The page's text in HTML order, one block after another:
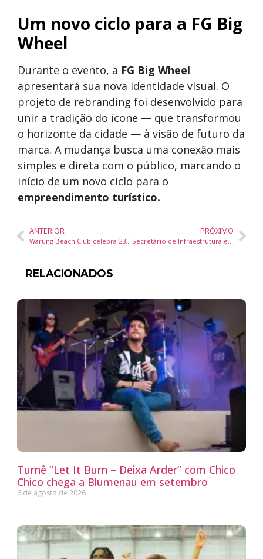
Um novo ciclo para a FG Big
Wheel
Durante o evento, a FG Big Wheel
apresentará sua nova identidade visual. O
projeto de rebranding foi desenvolvido para
unir a tradição do ícone — que transformou
o horizonte da cidade — à visão de futuro da
marca. A mudança busca uma conexão mais
simples e direta com o público, marcando o
início de um novo ciclo para o
empreendimento turístico.
ANTERIOR
Warung Beach Club celebra 23 anos com edição especial Day Party e selo All Day I Dream neste sábado
PRÓXIMO
Secretário de Infraestrutura e Mobilidade visita a Câmara de Vereadores de Balneário Camboriú para tratar de obras estratégicas
RELACIONADOS
Turnê “Let It Burn – Deixa Arder” com Chico
Chico chega a Blumenau em setembro
6 de agosto de 2026